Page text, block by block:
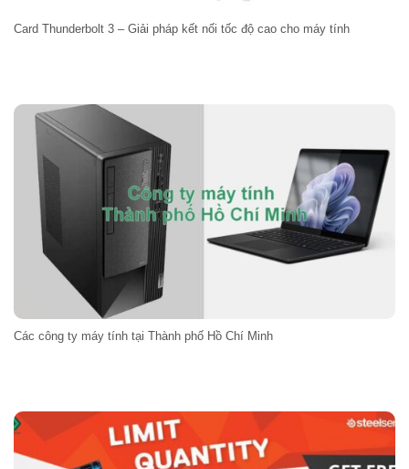
Card Thunderbolt 3 – Giải pháp kết nối tốc độ cao cho máy tính
Các công ty máy tính tại Thành phố Hồ Chí Minh